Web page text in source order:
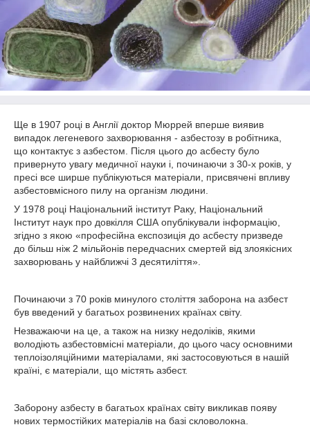
Ще в 1907 році в Англії доктор Мюррей вперше виявив
випадок легеневого захворювання - азбестозу в робітника,
що контактує з азбестом. Після цього до асбесту було
привернуто увагу медичної науки і, починаючи з 30-х років, у
пресі все ширше публікуються матеріали, присвячені впливу
азбестовмісного пилу на організм людини.
У 1978 році Національний інститут Раку, Національний
Інститут наук про довкілля США опублікували інформацію,
згідно з якою «професійна експозиція до асбесту призведе
до більш ніж 2 мільйонів передчасних смертей від злоякісних
захворювань у найближчі 3 десятиліття».
Починаючи з 70 років минулого століття заборона на азбест
був введений у багатьох розвинених країнах світу.
Незважаючи на це, а також на низку недоліків, якими
володіють азбестовмісні матеріали, до цього часу основними
теплоізоляційними матеріалами, які застосовуються в нашій
країні, є матеріали, що містять азбест.
Заборону азбесту в багатьох країнах світу викликав появу
нових термостійких матеріалів на базі скловолокна.